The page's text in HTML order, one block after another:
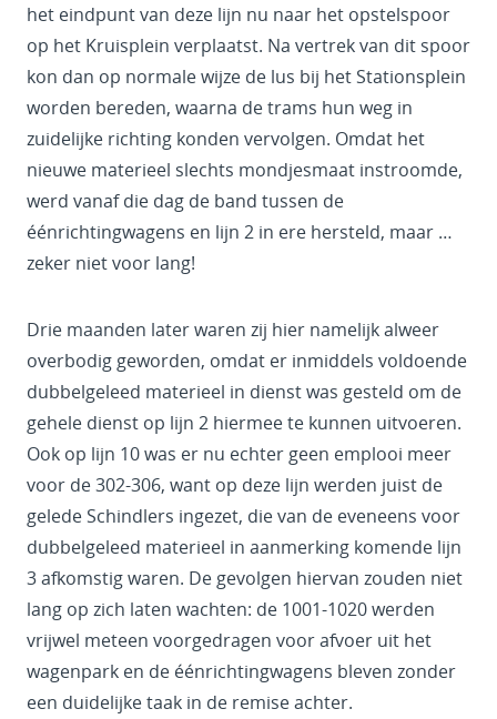
het eindpunt van deze lijn nu naar het opstelspoor
op het Kruisplein verplaatst. Na vertrek van dit spoor
kon dan op normale wijze de lus bij het Stationsplein
worden bereden, waarna de trams hun weg in
zuidelijke richting konden vervolgen. Omdat het
nieuwe materieel slechts mondjesmaat instroomde,
werd vanaf die dag de band tussen de
éénrichtingwagens en lijn 2 in ere hersteld, maar …
zeker niet voor lang!
Drie maanden later waren zij hier namelijk alweer
overbodig geworden, omdat er inmiddels voldoende
dubbelgeleed materieel in dienst was gesteld om de
gehele dienst op lijn 2 hiermee te kunnen uitvoeren.
Ook op lijn 10 was er nu echter geen emplooi meer
voor de 302-306, want op deze lijn werden juist de
gelede Schindlers ingezet, die van de eveneens voor
dubbelgeleed materieel in aanmerking komende lijn
3 afkomstig waren. De gevolgen hiervan zouden niet
lang op zich laten wachten: de 1001-1020 werden
vrijwel meteen voorgedragen voor afvoer uit het
wagenpark en de éénrichtingwagens bleven zonder
een duidelijke taak in de remise achter.